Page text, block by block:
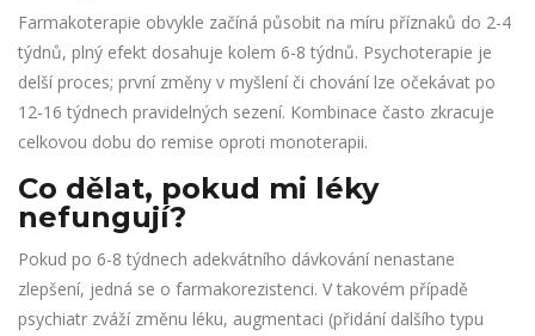
Farmakoterapie obvykle začíná působit na míru příznaků do 2-4
týdnů, plný efekt dosahuje kolem 6-8 týdnů. Psychoterapie je
delší proces; první změny v myšlení či chování lze očekávat po
12-16 týdnech pravidelných sezení. Kombinace často zkracuje
celkovou dobu do remise oproti monoterapii.
Co dělat, pokud mi léky
nefungují?
Pokud po 6-8 týdnech adekvátního dávkování nenastane
zlepšení, jedná se o farmakorezistenci. V takovém případě
psychiatr zváží změnu léku, augmentaci (přidání dalšího typu